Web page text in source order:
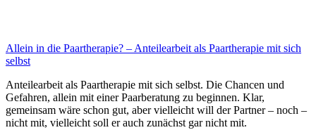
Allein in die Paartherapie? – Anteilearbeit als Paartherapie mit sich
selbst
Anteilearbeit als Paartherapie mit sich selbst. Die Chancen und
Gefahren, allein mit einer Paarberatung zu beginnen. Klar,
gemeinsam wäre schon gut, aber vielleicht will der Partner – noch –
nicht mit, vielleicht soll er auch zunächst gar nicht mit.